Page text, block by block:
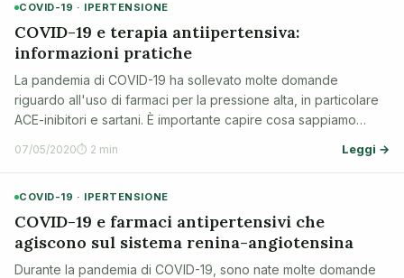
COVID-19 · IPERTENSIONE
COVID-19 e terapia antiipertensiva:
informazioni pratiche
La pandemia di COVID-19 ha sollevato molte domande
riguardo all'uso di farmaci per la pressione alta, in particolare
ACE-inibitori e sartani. È importante capire cosa sappiamo
finora per mantenere la sicurezza e la salute di chi assume
questi trattamenti.
07/05/2020⏱ 2 min Leggi →
COVID-19 · IPERTENSIONE
COVID-19 e farmaci antipertensivi che
agiscono sul sistema renina-angiotensina
Durante la pandemia di COVID-19, sono nate molte domande